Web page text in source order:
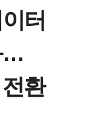
터
…
환